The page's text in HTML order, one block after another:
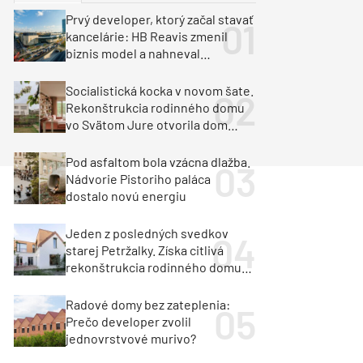
Klimatizácia a vetranie
Milan Murcka
Prvý developer, ktorý začal stavať
kancelárie: HB Reavis zmenil
biznis model a nahneval
Socialistická kocka v novom šate.
Rekonštrukcia rodinného domu
vo Svätom Jure otvorila dom
Pod asfaltom bola vzácna dlažba.
Nádvorie Pistoriho paláca
dostalo novú energiu
Jeden z posledných svedkov
starej Petržalky. Získa citlivá
rekonštrukcia rodinného domu
Radové domy bez zateplenia:
Prečo developer zvolil
jednovrstvové murivo?